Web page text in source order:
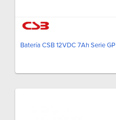
Batería CSB 12VDC 7Ah Serie GP